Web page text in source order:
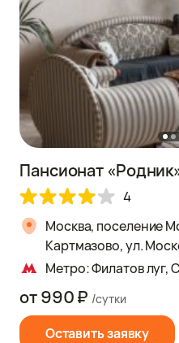
Пансионат
4
Москва, поселение
Картмазово, ул.
Метро: Филатов луг,
Оставить заявку
от 990 ₽ /сутки